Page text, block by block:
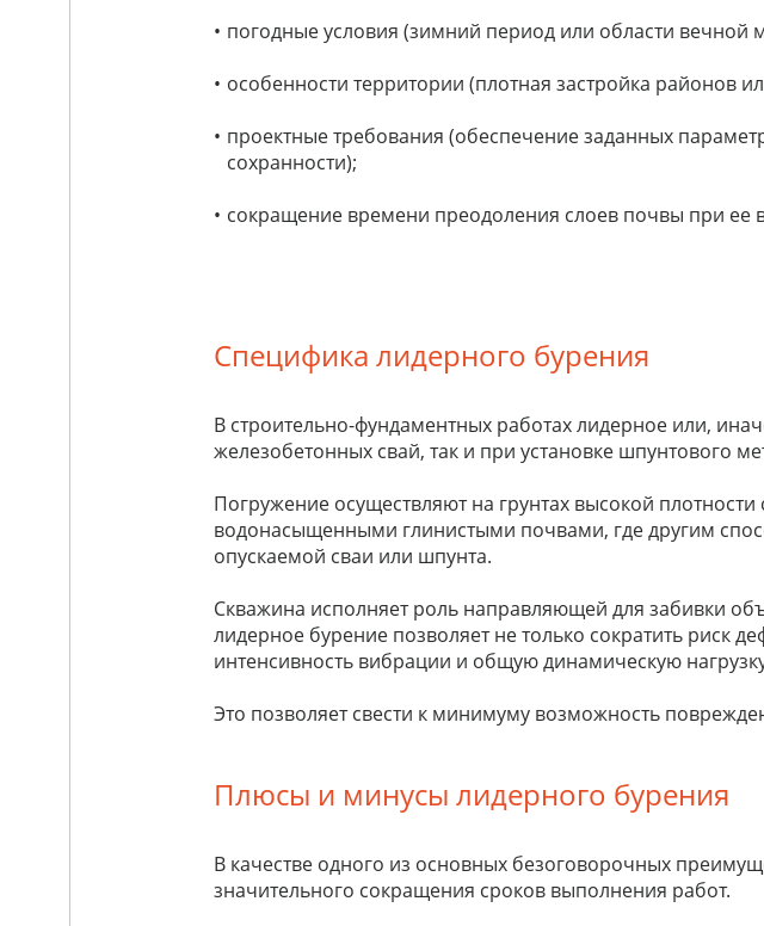
погодные условия (зимний период или области вечной
особенности территории (плотная застройка районов
проектные требования (обеспечение заданных
сохранности);
сокращение времени преодоления слоев почвы при ее
Специфика лидерного бурения
В строительно-фундаментных работах лидерное или,
железобетонных свай, так и при установке шпунтового
Погружение осуществляют на грунтах высокой
водонасыщенными глинистыми почвами, где другим
опускаемой сваи или шпунта.
Скважина исполняет роль направляющей для забивки
лидерное бурение позволяет не только сократить риск
интенсивность вибрации и общую динамическую
Это позволяет свести к минимуму возможность
Плюсы и минусы лидерного бурения
В качестве одного из основных безоговорочных
значительного сокращения сроков выполнения работ.